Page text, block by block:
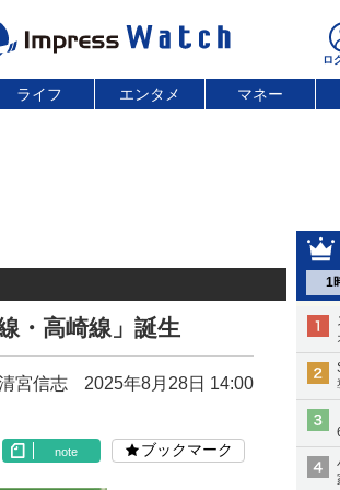
ライフ エンタメ マネー
1
・高崎線」誕生
宮信志 2025年8月28日 14:00
note ブックマーク